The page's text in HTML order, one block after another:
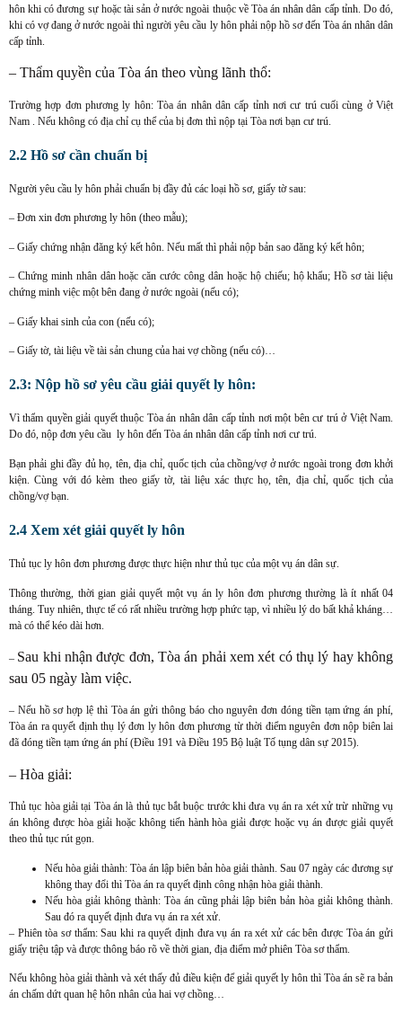
hôn khi có đương sự hoặc tài sản ở nước ngoài thuộc về Tòa án nhân dân cấp tỉnh. Do đó,
khi có vợ đang ở nước ngoài thì người yêu cầu ly hôn phải nộp hồ sơ đến Tòa án nhân dân
cấp tỉnh.
– Thẩm quyền của Tòa án theo vùng lãnh thổ:
Trường hợp đơn phương ly hôn: Tòa án nhân dân cấp tỉnh nơi cư trú cuối cùng ở Việt
Nam . Nếu không có địa chỉ cụ thể của bị đơn thì nộp tại Tòa nơi bạn cư trú.
2.2 Hồ sơ cần chuẩn bị
Người yêu cầu ly hôn phải chuẩn bị đầy đủ các loại hồ sơ, giấy tờ sau:
– Đơn xin đơn phương ly hôn (theo mẫu);
– Giấy chứng nhận đăng ký kết hôn. Nếu mất thì phải nộp bản sao đăng ký kết hôn;
– Chứng minh nhân dân hoặc căn cước công dân hoặc hộ chiếu; hộ khẩu; Hồ sơ tài liệu
chứng minh việc một bên đang ở nước ngoài (nếu có);
– Giấy khai sinh của con (nếu có);
– Giấy tờ, tài liệu về tài sản chung của hai vợ chồng (nếu có)…
2.3: Nộp hồ sơ yêu cầu giải quyết ly hôn:
Vì thẩm quyền giải quyết thuộc Tòa án nhân dân cấp tỉnh nơi một bên cư trú ở Việt Nam.
Do đó, nộp đơn yêu cầu ly hôn đến Tòa án nhân dân cấp tỉnh nơi cư trú.
Bạn phải ghi đầy đủ họ, tên, địa chỉ, quốc tịch của chồng/vợ ở nước ngoài trong đơn khởi
kiện. Cùng với đó kèm theo giấy tờ, tài liệu xác thực họ, tên, địa chỉ, quốc tịch của
chồng/vợ bạn.
2.4 Xem xét giải quyết ly hôn
Thủ tục ly hôn đơn phương được thực hiện như thủ tục của một vụ án dân sự.
Thông thường, thời gian giải quyết một vụ án ly hôn đơn phương thường là ít nhất 04
tháng. Tuy nhiên, thực tế có rất nhiều trường hợp phức tạp, vì nhiều lý do bất khả kháng…
mà có thể kéo dài hơn.
– Sau khi nhận được đơn, Tòa án phải xem xét có thụ lý hay không
sau 05 ngày làm việc.
– Nếu hồ sơ hợp lệ thì Tòa án gửi thông báo cho nguyên đơn đóng tiền tạm ứng án phí,
Tòa án ra quyết định thụ lý đơn ly hôn đơn phương từ thời điểm nguyên đơn nộp biên lai
đã đóng tiền tạm ứng án phí (Điều 191 và Điều 195 Bộ luật Tố tụng dân sự 2015).
– Hòa giải:
Thủ tục hòa giải tại Tòa án là thủ tục bắt buộc trước khi đưa vụ án ra xét xử trừ những vụ
án không được hòa giải hoặc không tiến hành hòa giải được hoặc vụ án được giải quyết
theo thủ tục rút gọn.
Nếu hòa giải thành: Tòa án lập biên bản hòa giải thành. Sau 07 ngày các đương sự
không thay đổi thì Tòa án ra quyết định công nhận hòa giải thành.
Nếu hòa giải không thành: Tòa án cũng phải lập biên bản hòa giải không thành.
Sau đó ra quyết định đưa vụ án ra xét xử.
– Phiên tòa sơ thẩm: Sau khi ra quyết định đưa vụ án ra xét xử các bên được Tòa án gửi
giấy triệu tập và được thông báo rõ về thời gian, địa điểm mở phiên Tòa sơ thẩm.
Nếu không hòa giải thành và xét thấy đủ điều kiện để giải quyết ly hôn thì Tòa án sẽ ra bản
án chấm dứt quan hệ hôn nhân của hai vợ chồng…